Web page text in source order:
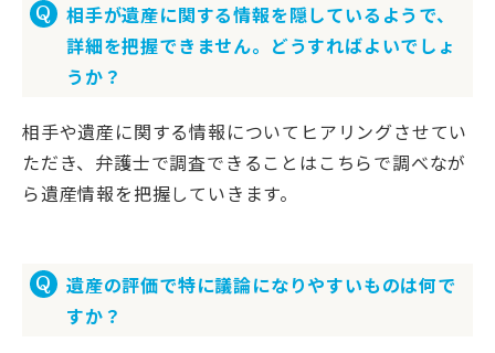
相手が遺産に関する情報を隠しているようで、
詳細を把握できません。どうすればよいでしょ
うか？
相手や遺産に関する情報についてヒアリングさせてい
ただき、弁護士で調査できることはこちらで調べなが
ら遺産情報を把握していきます。
遺産の評価で特に議論になりやすいものは何で
すか？